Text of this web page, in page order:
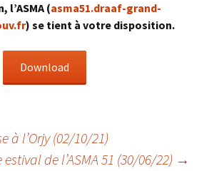
(asma51.draaf-grand-
) se tient à votre disposition.
Download
à l’Orjy (02/10/21)
de l’ASMA 51 (30/06/22) →